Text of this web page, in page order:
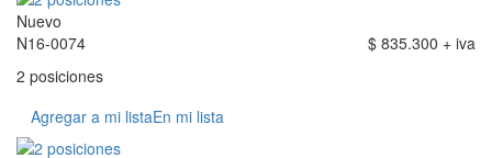
Nuevo
N16-0074
$ 835.300 + iva
2 posiciones
Agregar a mi listaEn mi lista